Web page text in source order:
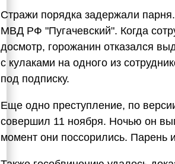
Стражи порядка задержали
МВД РФ "Пугачевский". Когда
досмотр, горожанин отказался
с кулаками на одного из
под подписку.
Еще одно преступление, по
совершил 11 ноября. Ночью он
момент они поссорились. Парень